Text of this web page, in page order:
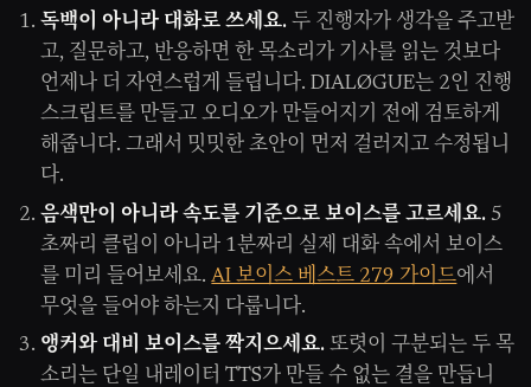
독백이 아니라 대화로 쓰세요. 두 진행자가 생각을 주고받
고, 질문하고, 반응하면 한 목소리가 기사를 읽는 것보다
언제나 더 자연스럽게 들립니다. DIALØGUE는 2인 진행
스크립트를 만들고 오디오가 만들어지기 전에 검토하게
해줍니다. 그래서 밋밋한 초안이 먼저 걸러지고 수정됩니
다.
음색만이 아니라 속도를 기준으로 보이스를 고르세요. 5
초짜리 클립이 아니라 1분짜리 실제 대화 속에서 보이스
를 미리 들어보세요.AI 보이스 베스트 279 가이드에서
무엇을 들어야 하는지 다룹니다.
앵커와 대비 보이스를 짝지으세요. 또렷이 구분되는 두 목
소리는 단일 내레이터 TTS가 만들 수 없는 결을 만듭니